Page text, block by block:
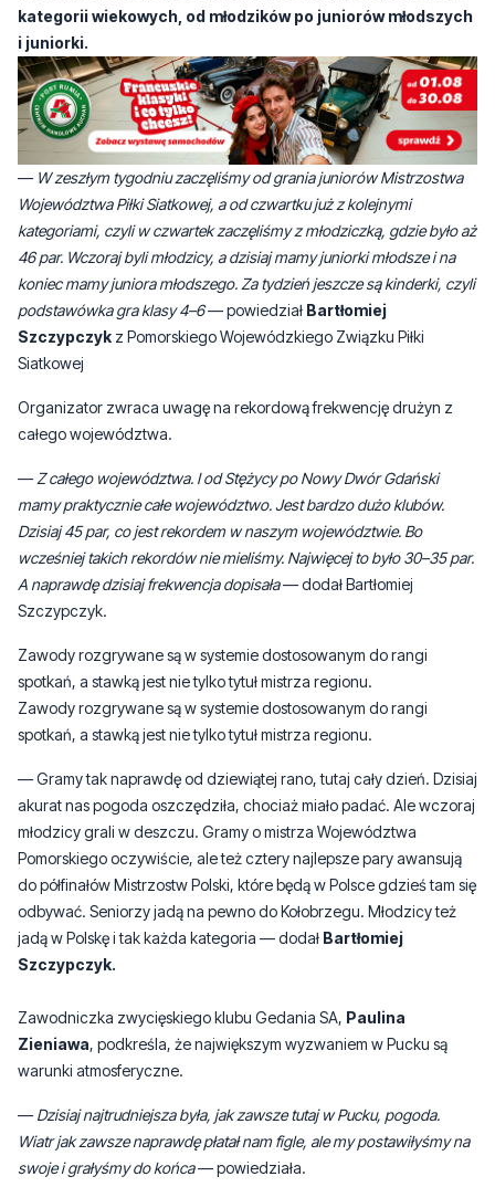
kategorii wiekowych, od młodzików po juniorów młodszych
i juniorki.
— W zeszłym tygodniu zaczęliśmy od grania juniorów Mistrzostwa
Województwa Piłki Siatkowej, a od czwartku już z kolejnymi
kategoriami, czyli w czwartek zaczęliśmy z młodziczką, gdzie było aż
46 par. Wczoraj byli młodzicy, a dzisiaj mamy juniorki młodsze i na
koniec mamy juniora młodszego. Za tydzień jeszcze są kinderki, czyli
podstawówka gra klasy 4–6— powiedział Bartłomiej
Szczypczyk z Pomorskiego Wojewódzkiego Związku Piłki
Siatkowej
Organizator zwraca uwagę na rekordową frekwencję drużyn z
całego województwa.
— Z całego województwa. I od Stężycy po Nowy Dwór Gdański
mamy praktycznie całe województwo. Jest bardzo dużo klubów.
Dzisiaj 45 par, co jest rekordem w naszym województwie. Bo
wcześniej takich rekordów nie mieliśmy. Najwięcej to było 30–35 par.
A naprawdę dzisiaj frekwencja dopisała— dodał Bartłomiej
Szczypczyk.
Zawody rozgrywane są w systemie dostosowanym do rangi
spotkań, a stawką jest nie tylko tytuł mistrza regionu.
Zawody rozgrywane są w systemie dostosowanym do rangi
spotkań, a stawką jest nie tylko tytuł mistrza regionu.
— Gramy tak naprawdę od dziewiątej rano, tutaj cały dzień. Dzisiaj
akurat nas pogoda oszczędziła, chociaż miało padać. Ale wczoraj
młodzicy grali w deszczu. Gramy o mistrza Województwa
Pomorskiego oczywiście, ale też cztery najlepsze pary awansują
do półfinałów Mistrzostw Polski, które będą w Polsce gdzieś tam się
odbywać. Seniorzy jadą na pewno do Kołobrzegu. Młodzicy też
jadą w Polskę i tak każda kategoria — dodał Bartłomiej
Szczypczyk.
Zawodniczka zwycięskiego klubu Gedania SA, Paulina
Zieniawa, podkreśla, że największym wyzwaniem w Pucku są
warunki atmosferyczne.
— Dzisiaj najtrudniejsza była, jak zawsze tutaj w Pucku, pogoda.
Wiatr jak zawsze naprawdę płatał nam figle, ale my postawiłyśmy na
swoje i grałyśmy do końca— powiedziała.